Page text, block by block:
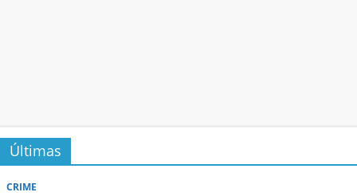
Últimas
CRIME